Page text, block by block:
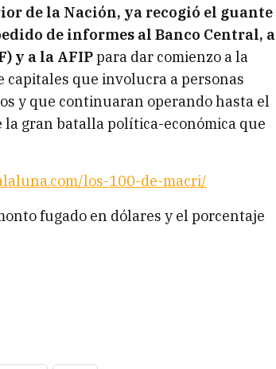
de la Nación, ya recogió el guante
de informes al Banco Central, a
y a la AFIPpara dar comienzo a la
que involucra a personas
y que continuaran operando hasta el
gran batalla política-económica que
los-100-de-macri/
fugado en dólares y el porcentaje